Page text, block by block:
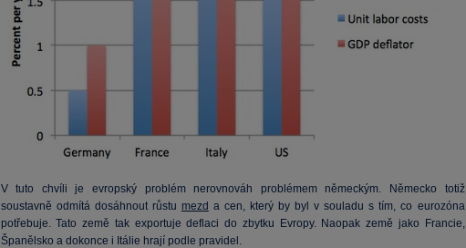
V tuto chvíli je evropský problém nerovnováh problémem německým. Německo totiž
soustavně odmítá dosáhnout růstu mezd a cen, který by byl v souladu s tím, co eurozóna
potřebuje. Tato země tak exportuje deflaci do zbytku Evropy. Naopak země jako Francie,
Španělsko a dokonce i Itálie hrají podle pravidel.